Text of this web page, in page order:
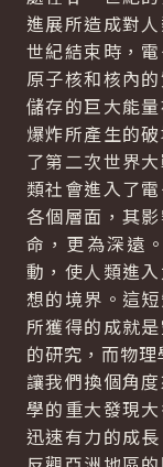
進展所造成對
世紀結束時，
原子核和核內
儲存的巨大能
爆炸所產生的
了第二次世界
類社會進入了
各個層面，其
命，更為深遠
動，使人類進
想的境界。這
所獲得的成就
的研究，而物理
讓我們換個角
學的重大發現
迅速有力的成